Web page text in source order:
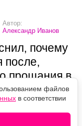
Автор:
Александр Иванов
почему
после,
прощания в
или
файлов
в соответствии